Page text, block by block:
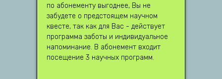
по абонементу выгоднее, Вы не
забудете о предстоящем научном
квесте, так как для Вас - действует
программа заботы и индивидуальное
напоминание. В абонемент входит
посещение 3 научных программ.